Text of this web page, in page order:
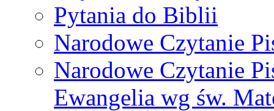
Pytania do Biblii
Narodowe Czytanie
Narodowe Czytanie
Ewangelia wg św.